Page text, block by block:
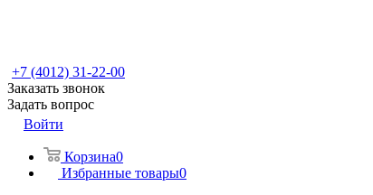
+7 (4012) 31-22-00
Заказать звонок
Задать вопрос
Войти
Корзина0
Избранные товары0